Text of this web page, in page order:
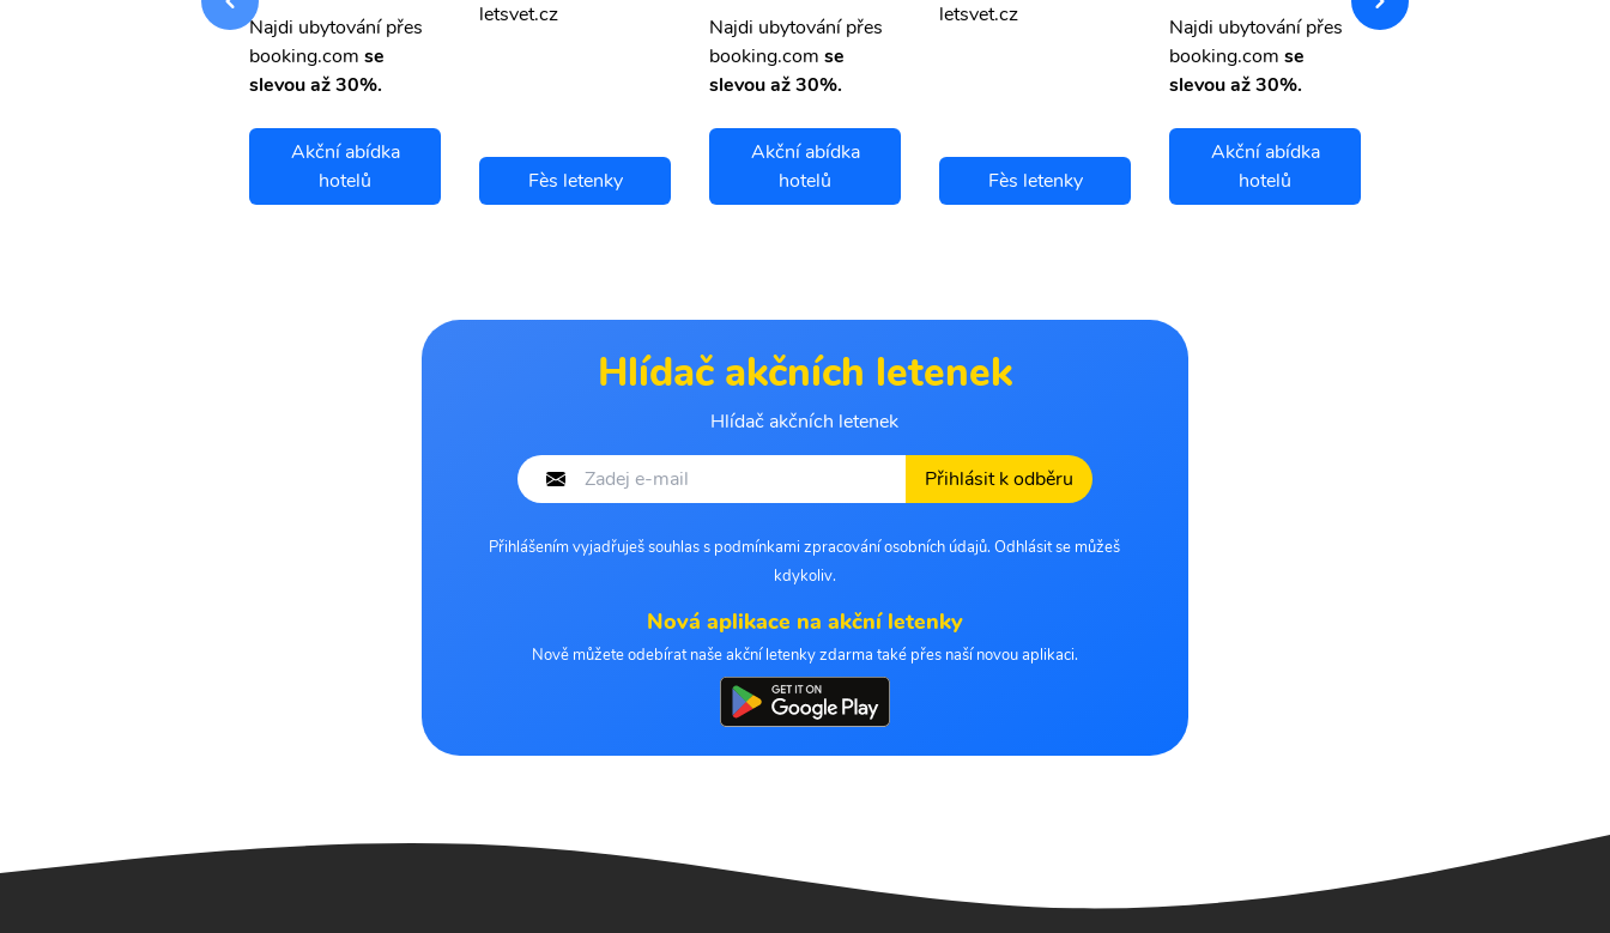
Najdi ubytování přes
booking.com se
slevou až 30%.
Akční abídka
hotelů
letsvet.cz
Fès letenky
Najdi ubytování přes
booking.com se
slevou až 30%.
Akční abídka
hotelů
letsvet.cz
Fès letenky
Najdi ubytování přes
booking.com se
slevou až 30%.
Akční abídka
hotelů
letsvet.cz
Hlídač akčních letenek
Hlídač akčních letenek
Přihlásit k odběru
Přihlášením vyjadřuješ souhlas s podmínkami zpracování osobních údajů. Odhlásit se můžeš
kdykoliv.
Nová aplikace na akční letenky
Nově můžete odebírat naše akční letenky zdarma také přes naší novou aplikaci.